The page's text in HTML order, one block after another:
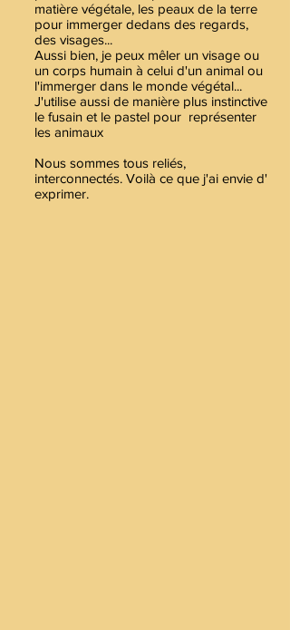
matière végétale, les peaux de la terre
pour immerger dedans des regards,
des visages...
Aussi bien, je peux mêler un visage ou
un corps humain à celui d'un animal ou
l'immerger dans le monde végétal...
J'utilise aussi de manière plus instinctive
le fusain et le pastel pour représenter
les animaux
Nous sommes tous reliés,
interconnectés. Voilà ce que j'ai envie d'
exprimer.